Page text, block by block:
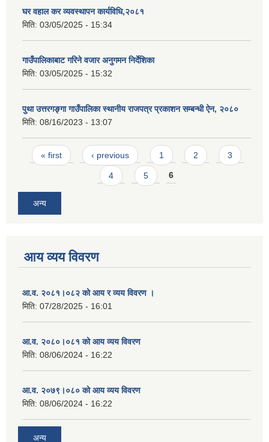
घर वहाल कर व्यवस्थापन कार्यविधि,२०८१
मिति: 03/05/2025 - 15:34
गाउँपालिकाबाट गरिने वजार अनुगमन निर्देशिका
मिति: 03/05/2025 - 15:32
पुथा उत्तरगङ्गा गाउँपालिका स्थानीय राजपत्र प्रकाशन सम्बन्धी ऐन, २०८०
मिति: 08/16/2023 - 13:07
Pages
« first ‹ previous 1 2 3
4 5 6
अन्य
आय व्यय विवरण
आ.व. २०८१।०८२ को आय र व्यय विवरण ।
मिति: 07/28/2025 - 16:01
आ.व. २०८०।०८१ को आय व्यय विवरण
मिति: 08/06/2024 - 16:22
आ.व. २०७९।०८० को आय व्यय विवरण
मिति: 08/06/2024 - 16:22
अन्य